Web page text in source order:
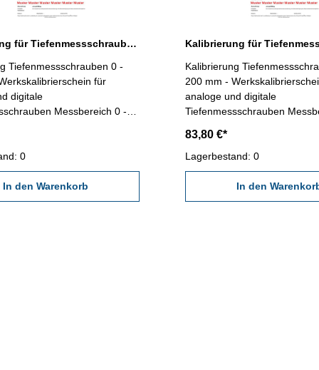
Kalibrierung für Tiefenmessschrauben 0 - 100 mm
Tiefenmessschrauben 0 -
digitale
Messbereich 0 -
2618 oder nach
Werksnormen
0
In den Warenkorb
Kalibrierung
200 mm - Werkskalibrierschein für
analoge und digitale
Tiefenmessschrauben
nach den gültigen
VDI/VDE/DGQ 2618 oder
angegebenen Werksnormen
83,80 €*
Lagerbestand: 0
In den